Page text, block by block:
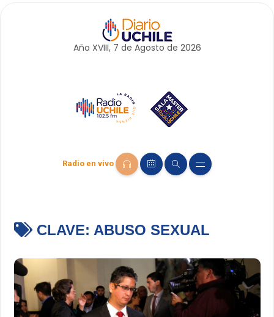
Año XVIII, 7 de Agosto de 2026
Radio en vivo
CLAVE: ABUSO SEXUAL